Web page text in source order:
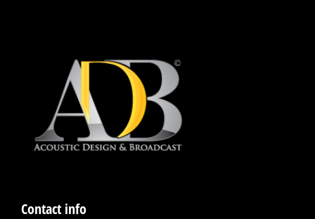
Contact info